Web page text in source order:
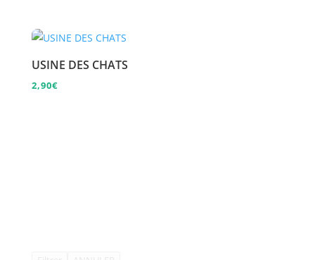
USINE DES CHATS
2,90€